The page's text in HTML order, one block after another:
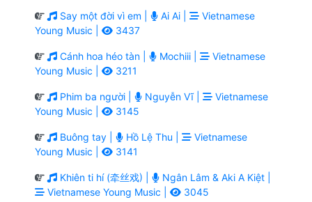
Say một đời vì em | Ai Ai |
Vietnamese
Young Music |
3437
Cánh hoa héo tàn | Mochiii |
Vietnamese
Young Music |
3211
Phim ba người | Nguyễn Vĩ |
Vietnamese
Young Music |
3145
Buông tay | Hồ Lệ Thu |
Vietnamese
Young Music |
3141
Khiên ti hí (牵丝戏) |
Ngân Lâm & Aki A Kiệt |
Vietnamese Young Music |
3045